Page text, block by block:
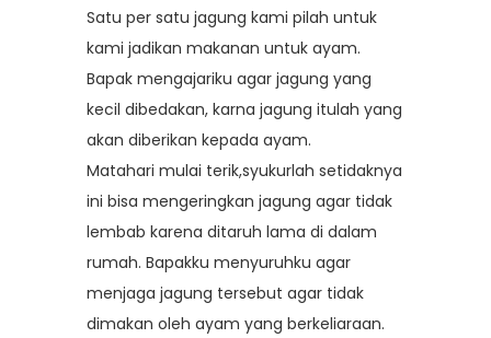
Satu per satu jagung kami pilah untuk
kami jadikan makanan untuk ayam.
Bapak mengajariku agar jagung yang
kecil dibedakan, karna jagung itulah yang
akan diberikan kepada ayam.
Matahari mulai terik,syukurlah setidaknya
ini bisa mengeringkan jagung agar tidak
lembab karena ditaruh lama di dalam
rumah. Bapakku menyuruhku agar
menjaga jagung tersebut agar tidak
dimakan oleh ayam yang berkeliaraan.